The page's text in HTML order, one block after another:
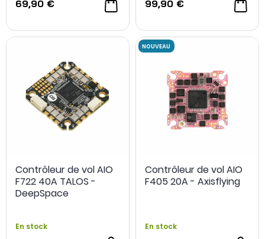
69,90 € 99,90 €
Contrôleur de vol AIO
F722 40A TALOS -
DeepSpace
En stock
Contrôleur de vol AIO
F405 20A - Axisflying
En stock